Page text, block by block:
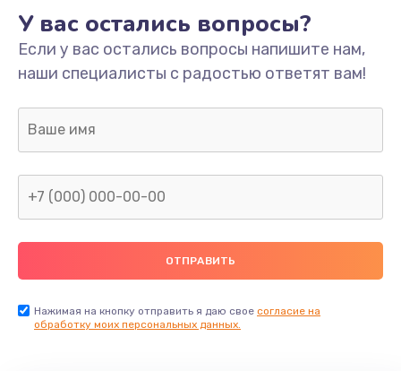
У вас остались вопросы?
Если у вас остались вопросы напишите нам,
наши специалисты с радостью ответят вам!
Нажимая на кнопку отправить я даю свое согласие на
обработку моих персональных данных.